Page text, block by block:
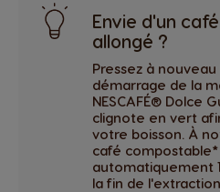
Envie d'un
allongé ?
Pressez à
démarrage de la
NESCAFÉ® Dolce
clignote en vert
votre boisson. À
café
automatiquement
la fin de